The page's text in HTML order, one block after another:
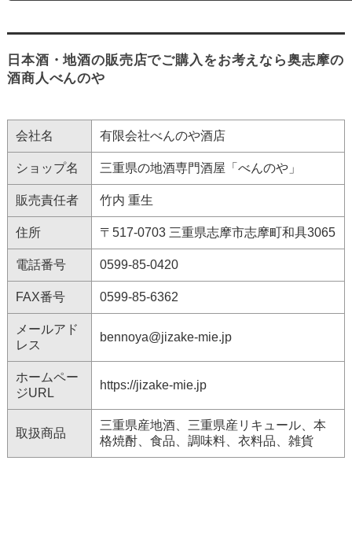
日本酒・地酒の販売店でご購入をお考えなら奥志摩の
酒商人べんのや
会社名 有限会社べんのや酒店
ショップ名 三重県の地酒専門酒屋「べんのや」
販売責任者 竹内 重生
住所 〒517-0703 三重県志摩市志摩町和具3065
電話番号 0599-85-0420
FAX番号 0599-85-6362
メールアド
レス
bennoya@jizake-mie.jp
ホームペー
ジURL
https://jizake-mie.jp
取扱商品
三重県産地酒、三重県産リキュール、本
格焼酎、食品、調味料、衣料品、雑貨